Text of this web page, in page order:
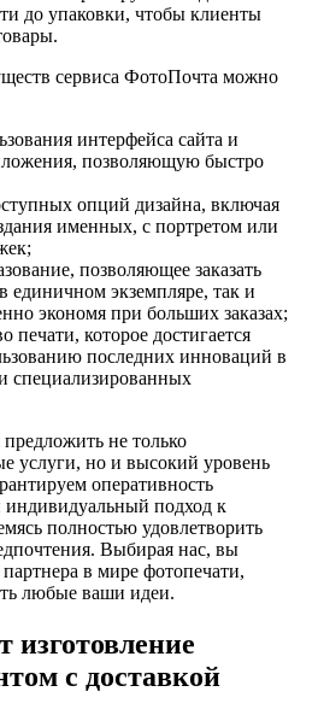
до упаковки, чтобы клиенты
сервиса ФотоПочта можно
интерфейса сайта и
позволяющую быстро
опций дизайна, включая
именных, с портретом или
позволяющее заказать
единичном экземпляре, так и
экономя при больших заказах;
печати, которое достигается
последних инноваций в
специализированных
не только
услуги, но и высокий уровень
оперативность
индивидуальный подход к
полностью удовлетворить
Выбирая нас, вы
в мире фотопечати,
любые ваши идеи.
изготовление
с доставкой